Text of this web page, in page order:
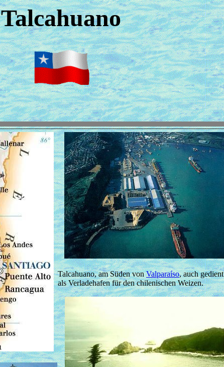
Talcahuano
Talcahuano, am Süden vonValparaíso, auch gedient
als Verladehafen für den chilenischen Weizen.